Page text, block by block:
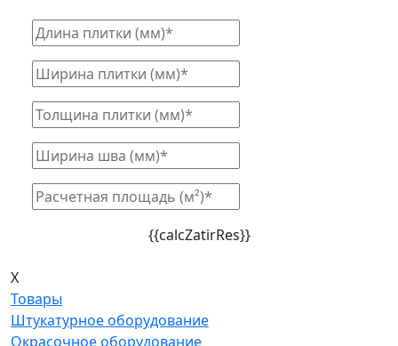
{{calcZatirRes}}
X
Товары
Штукатурное оборудование
Окрасочное оборудование